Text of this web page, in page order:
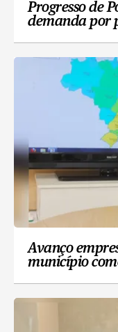
Progresso de
demanda por
Avanço
município